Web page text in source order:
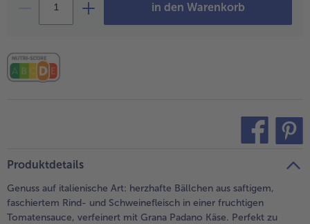
alle Küchenhelfer in den Warenkorb
Produktdetails
Genuss auf italienische Art: herzhafte Bällchen aus saftigem,
faschiertem Rind- und Schweinefleisch in einer fruchtigen
Tomatensauce, verfeinert mit Grana Padano Käse. Perfekt zu